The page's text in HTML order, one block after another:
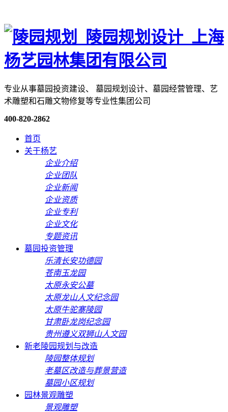
专业从事墓园投资建设、 墓园规划设计、墓园经营管理、艺
术雕塑和石雕文物修复等专业性集团公司
400-820-2862
首页
关于杨艺
企业介绍
企业团队
企业新闻
企业资质
企业专利
企业文化
专题资讯
墓园投资管理
乐清长安功德园
苍南玉龙园
太原永安公墓
太原龙山人文纪念园
太原牛驼寨陵园
甘肃卧龙岗纪念园
贵州遵义双狮山人文园
新老陵园规划与改造
陵园整体规划
老墓区改造与葬景营造
墓园小区规划
园林景观雕塑
景观雕塑